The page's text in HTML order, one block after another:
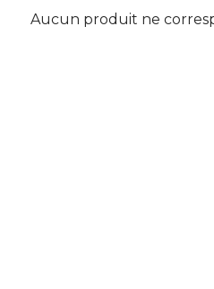
Aucun produit ne